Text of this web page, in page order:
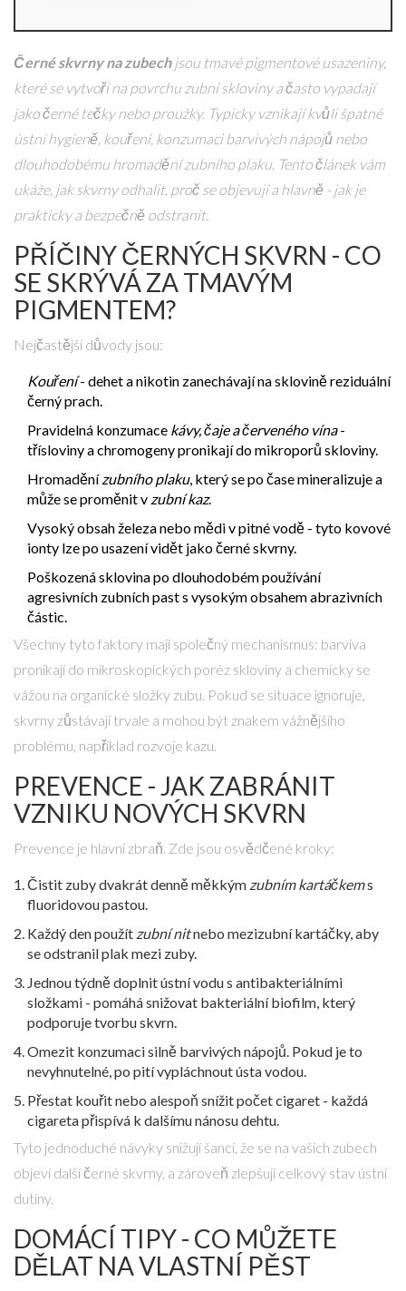
Černé skvrny na zubechjsou tmavé pigmentové usazeniny,
které se vytvoří na povrchu zubní skloviny a často vypadají
jako černé tečky nebo proužky. Typicky vznikají kvůli špatné
ústní hygieně , kouření, konzumaci barvivých nápojů nebo
dlouhodobému hromaděnízubního plaku . Tento článek vám
ukáže, jak skvrny odhalit, proč se objevují a hlavně - jak je
prakticky a bezpečně odstranit.
PŘÍČINY ČERNÝCH SKVRN - CO
SE SKRÝVÁ ZA TMAVÝM
PIGMENTEM?
Nejčastější důvody jsou:
Kouření- dehet a nikotin zanechávají na sklovině reziduální
černý prach.
Pravidelná konzumace kávy, čaje a červeného vína-
třísloviny a chromogeny pronikají do mikroporů skloviny.
Hromaděnízubního plaku, který se po čase mineralizuje a
může se proměnit v zubní kaz.
Vysoký obsah železa nebo mědi v pitné vodě - tyto kovové
ionty lze po usazení vidět jako černé skvrny.
Poškozená sklovina po dlouhodobém používání
agresivních zubních past s vysokým obsahem abrazivních
částic.
Všechny tyto faktory mají společný mechanismus: barviva
pronikají do mikroskopických poréz skloviny a chemicky se
vážou na organické složky zubu. Pokud se situace ignoruje,
skvrny zůstávají trvale a mohou být znakem vážnějšího
problému, například rozvoje kazu.
PREVENCE - JAK ZABRÁNIT
VZNIKU NOVÝCH SKVRN
Prevence je hlavní zbraň. Zde jsou osvědčené kroky:
Čistit zuby dvakrát denně měkkým zubním kartáčkems
fluoridovou pastou.
Každý den použít zubní nitnebo mezizubní kartáčky, aby
se odstranil plak mezi zuby.
Jednou týdně doplnit ústní vodu s antibakteriálními
složkami - pomáhá snižovat bakteriální biofilm, který
podporuje tvorbu skvrn.
Omezit konzumaci silně barvivých nápojů. Pokud je to
nevyhnutelné, po pití vypláchnout ústa vodou.
Přestat kouřit nebo alespoň snížit počet cigaret - každá
cigareta přispívá k dalšímu nánosu dehtu.
Tyto jednoduché návyky snižují šanci, že se na vašich zubech
objeví další černé skvrny, a zároveň zlepšují celkový stav ústní
dutiny.
DOMÁCÍ TIPY - CO MŮŽETE
DĚLAT NA VLASTNÍ PĚST